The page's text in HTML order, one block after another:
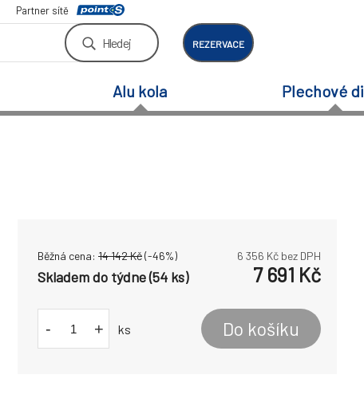
Partner sítě
Hledej REZERVACE
Alu kola Plechové
Běžná cena: 14 142Kč(-46%) 6 356 Kč bez DPH
Skladem do týdne (54 ks) 7 691 Kč
- + ks Do košíku